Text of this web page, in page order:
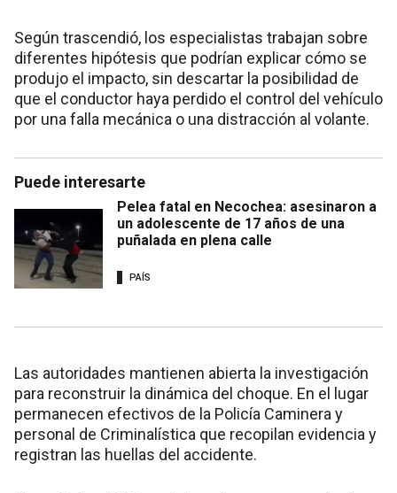
Según trascendió, los especialistas trabajan sobre
diferentes hipótesis que podrían explicar cómo se
produjo el impacto, sin descartar la posibilidad de
que el conductor haya perdido el control del vehículo
por una falla mecánica o una distracción al volante.
Puede interesarte
Pelea fatal en Necochea: asesinaron a
un adolescente de 17 años de una
puñalada en plena calle
PAÍS
Las autoridades mantienen abierta la investigación
para reconstruir la dinámica del choque. En el lugar
permanecen efectivos de la Policía Caminera y
personal de Criminalística que recopilan evidencia y
registran las huellas del accidente.